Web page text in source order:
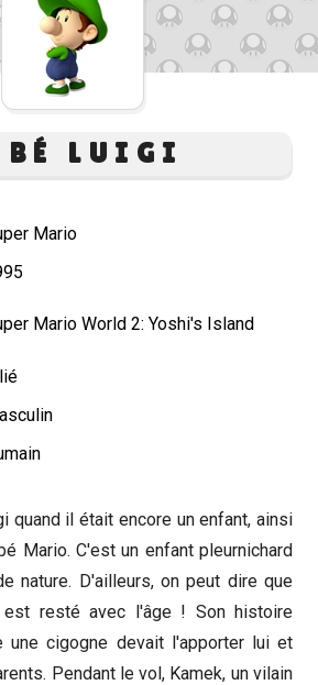
LUIGI
Mario
Mario World 2: Yoshi's Island
quand il était encore un enfant, ainsi
Mario. C'est un enfant pleurnichard
nature. D'ailleurs, on peut dire que
est resté avec l'âge ! Son histoire
une cigogne devait l'apporter lui et
Pendant le vol, Kamek, un vilain